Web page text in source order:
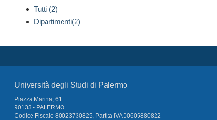
Tutti (2)
Dipartimenti(2)
Università degli Studi di Palermo
Piazza Marina, 61
90133 - PALERMO
Codice Fiscale 80023730825, Partita IVA 00605880822